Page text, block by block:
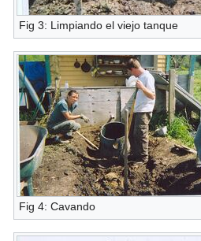
Fig 3: Limpiando el viejo tanque
Fig 4: Cavando